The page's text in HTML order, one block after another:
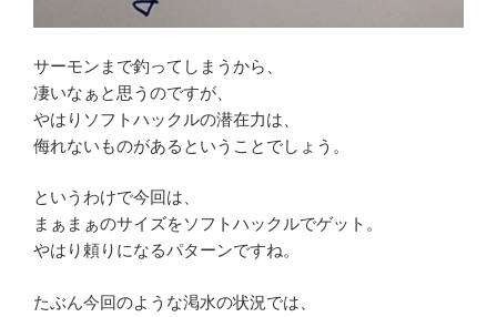
サーモンまで釣ってしまうから、
凄いなぁと思うのですが、
やはりソフトハックルの潜在力は、
侮れないものがあるということでしょう。
というわけで今回は、
まぁまぁのサイズをソフトハックルでゲット。
やはり頼りになるパターンですね。
たぶん今回のような渇水の状況では、